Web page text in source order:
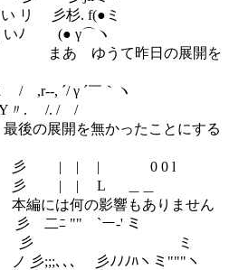
杉. f(●ミ
γ⌒ヽ
て昨日の展開を
´￣｀ヽ
/. / /
無かったことにする
| 0 0 l
＿＿
の影響もありません
`ー‐' ミ
ミ
彡ﾉﾉﾉﾊヽミ"""ヽ